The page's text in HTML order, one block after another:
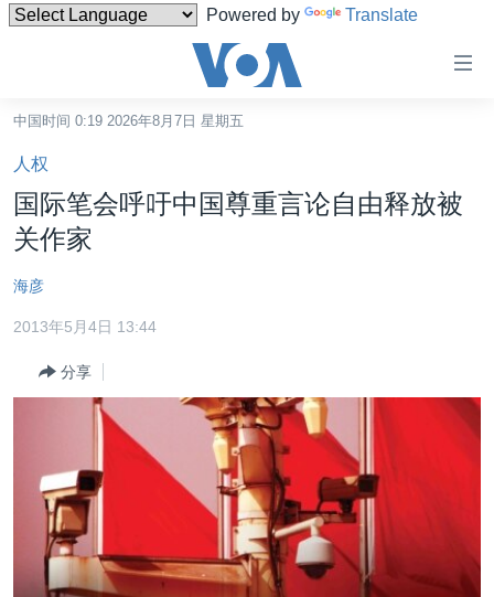
Powered by Translate
碍
链
接
跳
转
内
容
到
中国
最新国际新闻
欧洲
非洲
美洲
分类新闻
经济·金融·贸易
科教·文娱·体健
军事
劳工
白宫要闻
国会报道
美中关系
VOA视频
VOA今日焦点
中文广播
中国时间 0:19 2026年8月7日 星期五
人权
国际笔会呼吁中国尊重言论自由释放被
关作家
海彦
2013年5月4日 13:44
分享